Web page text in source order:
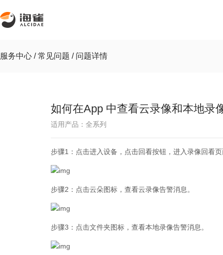
服务中心 /常见问题 / 问题详情
如何在App 中查看云录像和本地录
适用产品：全系列
步骤1：点击进入设备，点击回看按钮，进入录像回看
步骤2：点击云朵图标，查看云录像告警消息。
步骤3：点击文件夹图标，查看本地录像告警消息。